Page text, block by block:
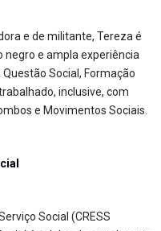
e de militante, Tereza é
e ampla experiência
Social, Formação
inclusive, com
e Movimentos Sociais.
Social (CRESS